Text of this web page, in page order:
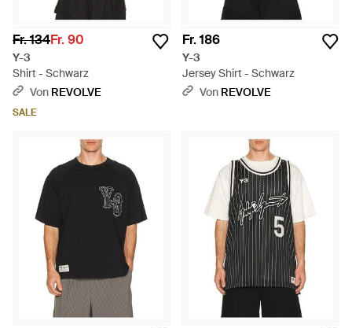
Fr. 134Fr. 90
Y-3
Shirt - Schwarz
Von REVOLVE
SALE
Fr. 186
Y-3
Jersey Shirt - Schwarz
Von REVOLVE